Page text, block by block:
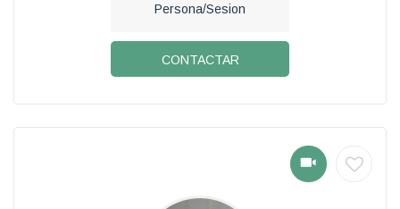
Persona/Sesion
CONTACTAR